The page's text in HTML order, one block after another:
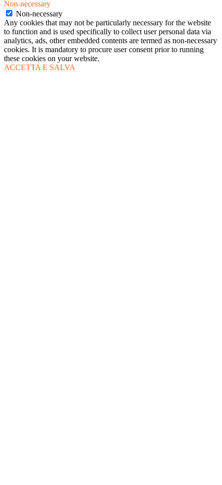
Non-necessary
Non-necessary
Any cookies that may not be particularly necessary for the website
to function and is used specifically to collect user personal data via
analytics, ads, other embedded contents are termed as non-necessary
cookies. It is mandatory to procure user consent prior to running
these cookies on your website.
ACCETTA E SALVA